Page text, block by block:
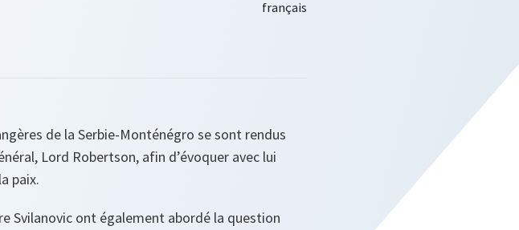
de la Serbie-Monténégro se sont rendus
Lord Robertson, afin d’évoquer avec lui
paix.
Svilanovic ont également abordé la question